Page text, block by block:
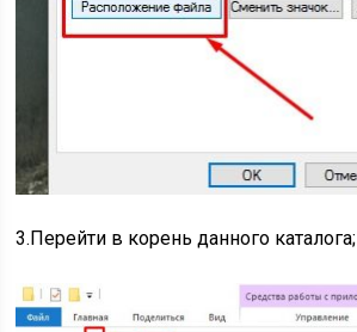
3.Перейти в корень данного каталога;